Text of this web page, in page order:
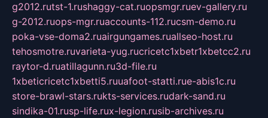
g2012.rutst-1.rushaggy-cat.ruopsmgr.ruev-gallery.ru
g-2012.ruops-mgr.ruaccounts-112.rucsm-demo.ru
poka-vse-doma2.ruairgungames.ruallseo-host.ru
tehosmotre.ruvarieta-yug.rucricetc1xbetr1xbetcc2.ru
raytor-d.ruatillagunn.ru3d-file.ru
1xbeticricetc1xbetti5.ruuafoot-statti.rue-abis1c.ru
store-brawl-stars.rukts-services.rudark-sand.ru
sindika-01.rusp-life.rux-legion.rusib-archives.ru